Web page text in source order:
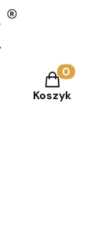
Produkty
Koszyk